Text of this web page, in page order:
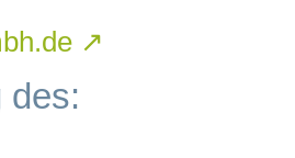
↗
des: